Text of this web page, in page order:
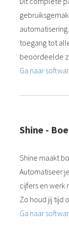
toegang tot
beoordeelde
Ga naar
Shine -
Shine maakt
Automatiseer
cijfers en werk
Zo houd jij tijd
Ga naar